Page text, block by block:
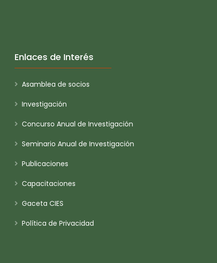
Enlaces de Interés
Asamblea de socios
Investigación
Concurso Anual de Investigación
Seminario Anual de Investigación
Publicaciones
Capacitaciones
Gaceta CIES
Política de Privacidad